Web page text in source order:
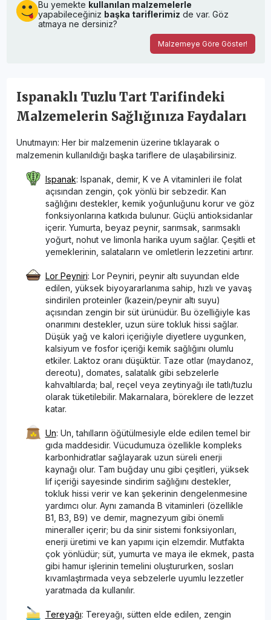
Bu yemekte kullanılan malzemelerle
yapabileceğiniz başka tariflerimiz de var. Göz
atmaya ne dersiniz?
Malzemeye Göre Göster!
Ispanaklı Tuzlu Tart Tarifindeki
Malzemelerin Sağlığınıza Faydaları
Unutmayın: Her bir malzemenin üzerine tıklayarak o
malzemenin kullanıldığı başka tariflere de ulaşabilirsiniz.
Ispanak: Ispanak, demir, K ve A vitaminleri ile folat
açısından zengin, çok yönlü bir sebzedir. Kan
sağlığını destekler, kemik yoğunluğunu korur ve göz
fonksiyonlarına katkıda bulunur. Güçlü antioksidanlar
içerir. Yumurta, beyaz peynir, sarımsak, sarımsaklı
yoğurt, nohut ve limonla harika uyum sağlar. Çeşitli et
yemeklerinin, salataların ve omletlerin lezzetini artırır.
Lor Peyniri: Lor Peyniri, peynir altı suyundan elde
edilen, yüksek biyoyararlanıma sahip, hızlı ve yavaş
sindirilen proteinler (kazein/peynir altı suyu)
açısından zengin bir süt ürünüdür. Bu özelliğiyle kas
onarımını destekler, uzun süre tokluk hissi sağlar.
Düşük yağ ve kalori içeriğiyle diyetlere uygunken,
kalsiyum ve fosfor içeriği kemik sağlığını olumlu
etkiler. Laktoz oranı düşüktür. Taze otlar (maydanoz,
dereotu), domates, salatalık gibi sebzelerle
kahvaltılarda; bal, reçel veya zeytinyağı ile tatlı/tuzlu
olarak tüketilebilir. Makarnalara, böreklere de lezzet
katar.
Un: Un, tahılların öğütülmesiyle elde edilen temel bir
gıda maddesidir. Vücudumuza özellikle kompleks
karbonhidratlar sağlayarak uzun süreli enerji
kaynağı olur. Tam buğday unu gibi çeşitleri, yüksek
lif içeriği sayesinde sindirim sağlığını destekler,
tokluk hissi verir ve kan şekerinin dengelenmesine
yardımcı olur. Aynı zamanda B vitaminleri (özellikle
B1, B3, B9) ve demir, magnezyum gibi önemli
mineraller içerir; bu da sinir sistemi fonksiyonları,
enerji üretimi ve kan yapımı için elzemdir. Mutfakta
çok yönlüdür; süt, yumurta ve maya ile ekmek, pasta
gibi hamur işlerinin temelini oluştururken, sosları
kıvamlaştırmada veya sebzelerle uyumlu lezzetler
yaratmada da kullanılır.
Tereyağı: Tereyağı, sütten elde edilen, zengin